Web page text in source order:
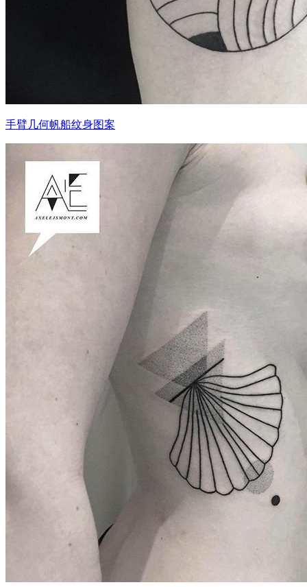
手臂几何帆船纹身图案